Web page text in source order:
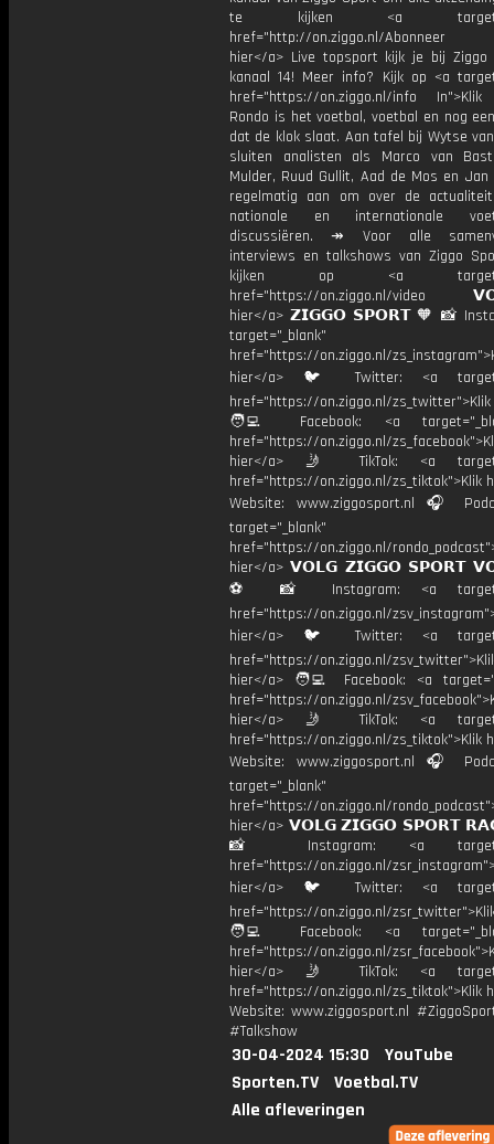
te kijken <a
href="http://on.ziggo.nl/
hier</a> Live topsport kijk je bij
kanaal 14! Meer info? Kijk op <a
href="https://on.ziggo.nl/info
Rondo is het voetbal, voetbal en nog
dat de klok slaat. Aan tafel bij Wytse
sluiten analisten als Marco van
Mulder, Ruud Gullit, Aad de Mos en
regelmatig aan om over de
nationale en internationale
discussiëren. ↠ Voor alle
interviews en talkshows van Ziggo
kijken op <a
href="https://on.ziggo.nl/video
hier</a> 𝗭𝗜𝗚𝗚𝗢 𝗦𝗣𝗢𝗥𝗧 🧡 📸
target="_blank"
href="https://on.ziggo.nl/
hier</a> 🐦 Twitter: <a
href="https://on.ziggo.nl/
🧑‍💻 Facebook: <a
href="https://on.ziggo.nl/
hier</a> 🤳 TikTok: <a
href="https://on.ziggo.nl/zs_tiktok">Klik
Website: www.ziggosport.nl 🎧
target="_blank"
href="https://on.ziggo.nl/
hier</a> 𝗩𝗢𝗟𝗚 𝗭𝗜𝗚𝗚𝗢 𝗦𝗣𝗢𝗥𝗧
⚽️ 📸 Instagram: <a
href="https://on.ziggo.nl/
hier</a> 🐦 Twitter: <a
href="https://on.ziggo.nl/
hier</a> 🧑‍💻 Facebook: <a
href="https://on.ziggo.nl/
hier</a> 🤳 TikTok: <a
href="https://on.ziggo.nl/zs_tiktok">Klik
Website: www.ziggosport.nl 🎧
target="_blank"
href="https://on.ziggo.nl/
hier</a> 𝗩𝗢𝗟𝗚 𝗭𝗜𝗚𝗚𝗢 𝗦𝗣𝗢𝗥𝗧
📸 Instagram: <a
href="https://on.ziggo.nl/
hier</a> 🐦 Twitter: <a
href="https://on.ziggo.nl/
🧑‍💻 Facebook: <a
href="https://on.ziggo.nl/
hier</a> 🤳 TikTok: <a
href="https://on.ziggo.nl/zs_tiktok">Klik
Website: www.ziggosport.nl
#Talkshow
30-04-2024 15:30
YouTube
Sporten.TV
Voetbal.TV
Alle afleveringen